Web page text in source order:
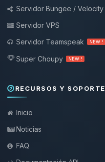
Servidor Bungee / Velocity
Servidor VPS
Servidor Teamspeak
NEW !
Super Choupy NEW !
RECURSOS Y SOPORTE
Inicio
Noticias
FAQ